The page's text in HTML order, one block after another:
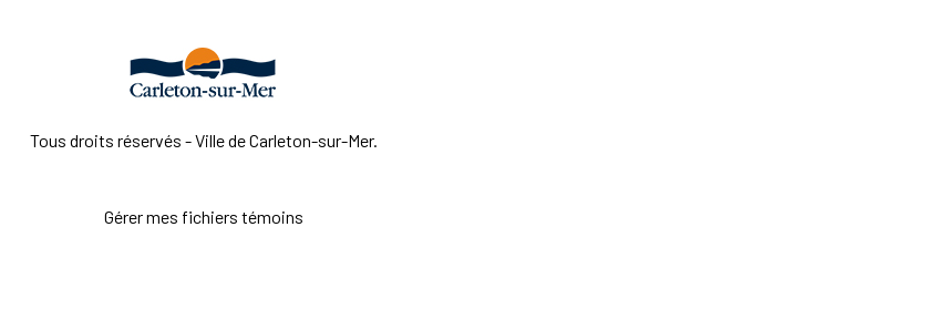
Tous droits réservés - Ville de Carleton-sur-Mer.
Gérer mes fichiers témoins